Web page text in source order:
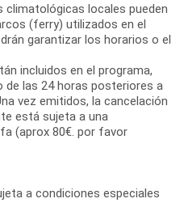
climatológicas locales pueden
(ferry) utilizados en el
garantizar los horarios o el
incluidos en el programa,
las 24 horas posteriores a
vez emitidos, la cancelación
está sujeta a una
(aprox 80€. por favor
a condiciones especiales